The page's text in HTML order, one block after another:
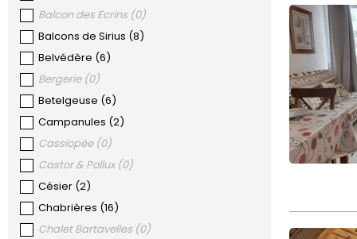
Balcon des Ecrins (0)
Balcons de Sirius (8)
Belvédère (6)
Bergerie (0)
Betelgeuse (6)
Campanules (2)
Cassiopée (0)
Castor & Pollux (0)
Césier (2)
Chabrières (16)
Chalet Bartavelles (0)